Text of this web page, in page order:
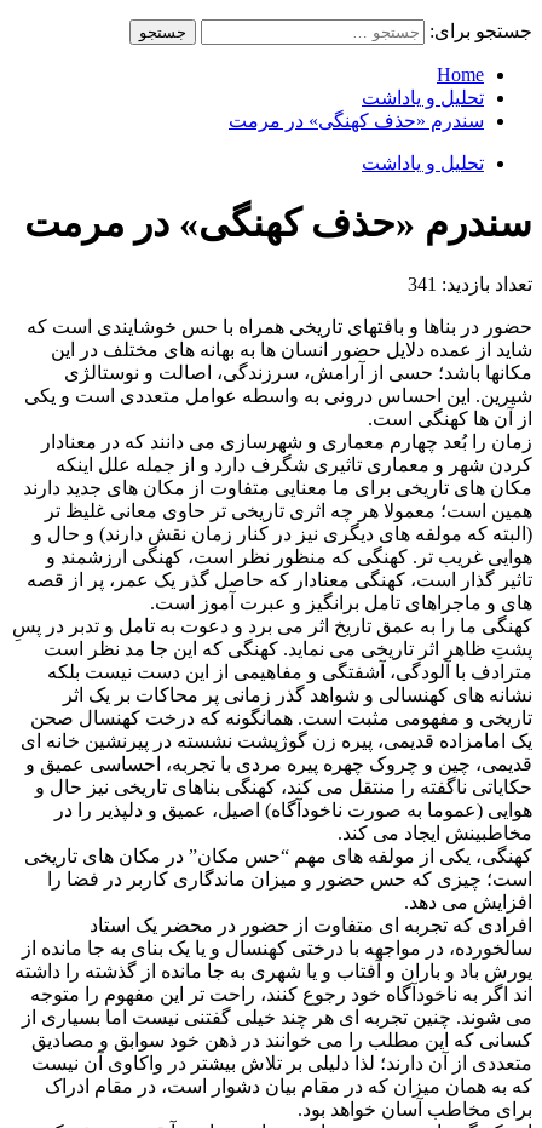
جستجو برای:
Home
تحلیل و یاداشت
سندرم «حذف کهنگی» در مرمت
تحلیل و یاداشت
سندرم «حذف کهنگی» در مرمت
تعداد بازدید: 341
حضور در بناها و بافتهای تاریخی همراه با حس خوشایندی است که
شاید از عمده دلایل حضور انسان ها به بهانه های مختلف در این
مکانها باشد؛ حسی از آرامش، سرزندگی، اصالت و نوستالژی
شیرین. این احساس درونی به واسطه عوامل متعددی است و یکی
از آن ها کهنگی است.
زمان را بُعد چهارم معماری و شهرسازی می دانند که در معنادار
کردن شهر و معماری تاثیری شگرف دارد و از جمله علل اینکه
مکان های تاریخی برای ما معنایی متفاوت از مکان های جدید دارند
همین است؛ معمولا هر چه اثری تاریخی تر حاوی معانی غلیظ تر
(البته که مولفه های دیگری نیز در کنار زمان نقش دارند) و حال و
هوایی غریب تر. کهنگی که منظور نظر است، کهنگی ارزشمند و
تاثیر گذار است، کهنگی معنادار که حاصل گذر یک عمر، پر از قصه
های و ماجراهای تامل برانگیز و عبرت آموز است.
کهنگی ما را به عمق تاریخ اثر می برد و دعوت به تامل و تدبر در پسِ
پشتِ ظاهر اثر تاریخی می نماید. کهنگی که این جا مد نظر است
مترادف با آلودگی، آشفتگی و مفاهیمی از این دست نیست بلکه
نشانه های کهنسالی و شواهد گذر زمانی پر محاکات بر یک اثر
تاریخی و مفهومی مثبت است. همانگونه که درخت کهنسال صحن
یک امامزاده قدیمی، پیره زن گوژپشت نشسته در پیرنشین خانه ای
قدیمی، چین و چروک چهره پیره مردی با تجربه، احساسی عمیق و
حکایاتی ناگفته را منتقل می کند، کهنگی بناهای تاریخی نیز حال و
هوایی (عموما به صورت ناخودآگاه) اصیل، عمیق و دلپذیر را در
مخاطبینش ایجاد می کند.
کهنگی، یکی از مولفه های مهم “حس مکان” در مکان های تاریخی
است؛ چیزی که حس حضور و میزان ماندگاری کاربر در فضا را
افزایش می دهد.
افرادی که تجربه ای متفاوت از حضور در محضر یک استاد
سالخورده، در مواجهه با درختی کهنسال و یا یک بنای به جا مانده از
یورش باد و باران و آفتاب و یا شهری به جا مانده از گذشته را داشته
اند اگر به ناخودآگاه خود رجوع کنند، راحت تر این مفهوم را متوجه
می شوند. چنین تجربه ای هر چند خیلی گفتنی نیست اما بسیاری از
کسانی که این مطلب را می خوانند در ذهن خود سوابق و مصادیق
متعددی از آن دارند؛ لذا دلیلی بر تلاش بیشتر در واکاوی آن نیست
که به همان میزان که در مقام بیان دشوار است، در مقام ادراک
برای مخاطب آسان خواهد بود.